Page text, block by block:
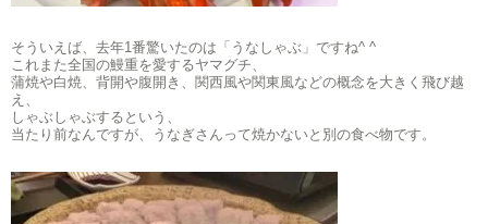
そういえば、去年1番驚いたのは「うなしゃぶ」ですね^ ^
これまた全国の鰻重を愛するヤマグチ、
蒲焼や白焼、背開や腹開き、関西風や関東風などの概念を大きく飛び越
え、
しゃぶしゃぶするという、
当たり前なんですが、うなぎさんって焼かないと別の食べ物です。